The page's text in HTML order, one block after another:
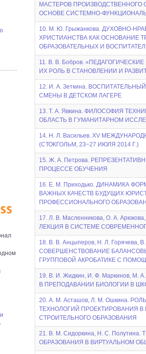
МАСТЕРОВ ПРОИЗВОДСТВЕННОГО
ОСНОВЕ СИСТЕМНО-
10. М. Ю. Грыжанкова. ДУХОВНО-
ХРИСТИАНСТВА КАК ОСНОВАНИЕ
ОБРАЗОВАТЕЛЬНЫХ И
11. В. В. Бобров.
ИХ РОЛЬ В СТАНОВЛЕНИИ И
12. И. А. Зеткина.
СМЕНЫ В ДЕТСКОМ ЛАГЕРЕ
13. Т. А. Явкина. ФИЛОСОФИЯ
ОБЛАСТЬ В ГУМАНИТАРНОМ
14. Н. Л. Васильев. XV
(СТОКГОЛЬМ, 23−27 ИЮЛЯ 2014 Г.)
15. Ж. А. Петрова.
ПРОЦЕССЕ ОБУЧЕНИЯ
16. Е. М. Приходько. ДИНАМИКА
ВАЖНЫХ КАЧЕСТВ БУДУЩИХ
ПРОФЕССИОНАЛЬНОГО
17. Л. В. Масленникова, О. А.
ЛЕКЦИЯ В СИСТЕМЕ
18. В. В. Анцыперов, Н. Л. Горячева,
СОВЕРШЕНСТВОВАНИЕ
ГРУППОВОЙ АКРОБАТИКЕ С
19. В. И. Жидкин, И. Ф. Маркинов, М.
В ПРЕПОДАВАНИИ БИОЛОГИИ В
20. А. М. Асташов, Л. М. Ошкина.
ТЕХНОЛОГИЙ ПРОЕКТИРОВАНИЯ
СТРОИТЕЛЬНОГО ОБРАЗОВАНИЯ
21. В. М. Сидоркина, Н. С.
ОБРАЗОВАНИЯ В ВИРТУАЛЬНОМ